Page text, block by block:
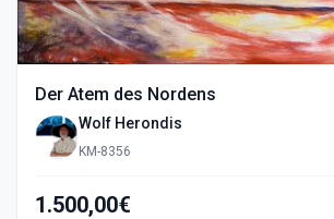
Der Atem des Nordens
Wolf Herondis
KM-8356
1.500,00€